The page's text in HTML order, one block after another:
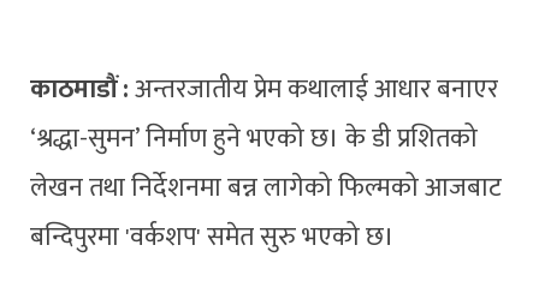
काठमाडौं :अन्तरजातीय प्रेम कथालाई आधार बनाएर
‘श्रद्धा-सुमन’ निर्माण हुने भएको छ। के डी प्रशितको
लेखन तथा निर्देशनमा बन्न लागेको फिल्मको आजबाट
बन्दिपुरमा 'वर्कशप' समेत सुरु भएको छ।